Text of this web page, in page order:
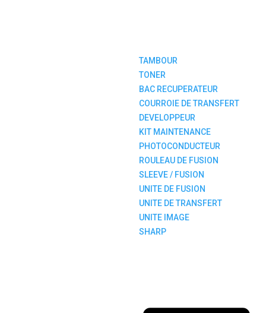
TAMBOUR
TONER
BAC RECUPERATEUR
COURROIE DE TRANSFERT
DEVELOPPEUR
KIT MAINTENANCE
PHOTOCONDUCTEUR
ROULEAU DE FUSION
SLEEVE / FUSION
UNITE DE FUSION
UNITE DE TRANSFERT
UNITE IMAGE
SHARP